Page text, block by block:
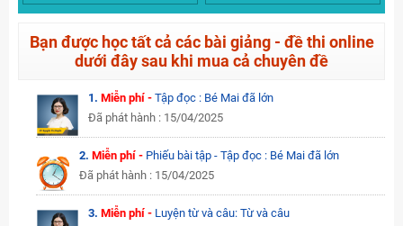
Bạn được học tất cả các bài giảng - đề thi online
dưới đây sau khi mua cả chuyên đề
1. Miễn phí - Tập đọc : Bé Mai đã lớn
Đã phát hành : 15/04/2025
2.Miễn phí - Phiếu bài tập - Tập đọc : Bé Mai đã lớn
Đã phát hành : 15/04/2025
3. Miễn phí - Luyện từ và câu: Từ và câu